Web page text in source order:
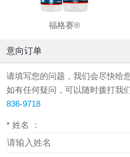
福格赛®
意向订单
请填写您的问题，我们会尽快给
如有任何疑问，可以随时拨打我
836-9718
* 姓名 ：